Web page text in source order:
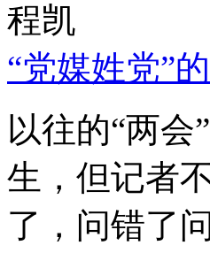
程凯
“党媒姓党”
以往的“两
生，但记者
了，问错了